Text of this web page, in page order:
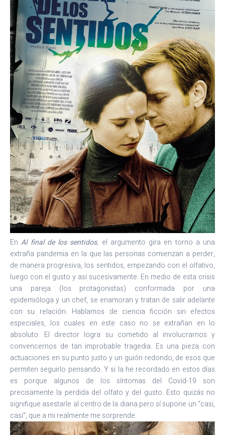
EnAl final de los sentidos, el argumento gira en torno a una
extraña pandemia en la que las personas comienzan a perder,
de manera progresiva, los sentidos, empezando con el olfativo,
luego con el gusto y así sucesivamente. En medio de esta crisis
una pareja (los protagonistas) conformada por una
epidemióloga y un chef, se enamoran y tratan de salir adelante
con su relación. Hablamos de ciencia ficción sin efectos
especiales, los cuales en este caso no se extrañan en lo
absoluto. El director logra su cometido al involucrarnos y
convencernos de tan improbable tragedia. Es una pieza con
actuaciones en su punto justo y un guión redondo, de esos que
permiten seguirlo pensando. Y si la he recordado en estos días
es porque algunos de los síntomas del Covid-19 son
precisamente la perdida del olfato y del gusto. Esto quizás no
signifique asestarle al centro de la diana pero sí supone un “casi,
casi”, que a mi realmente me sorprende.